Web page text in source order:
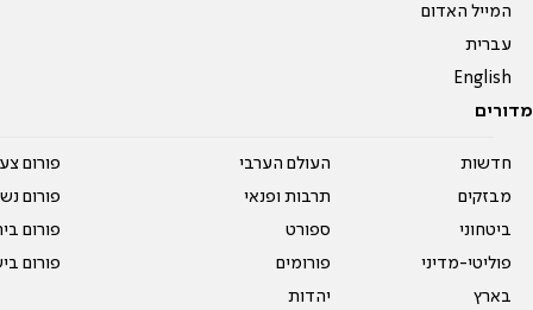
המייל האדום
עברית
English
מדורים
חדשות
מבזקים
ביטחוני
פוליטי-מדיני
בארץ
העולם הערבי
תרבות ופנאי
ספורט
פורומים
יהדות
פורום
פורום
פורום
פורום